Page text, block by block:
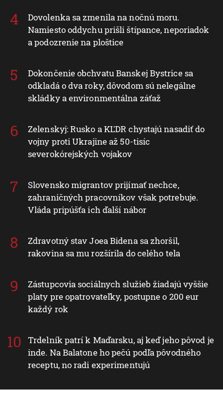
Dovolenka sa zmenila na nočnú moru.
Namiesto oddychu prišli štípance, neporiadok
a podozrenie na ploštice
Dokončenie obchvatu Banskej Bystrice sa
odkladá o dva roky, dôvodom sú nelegálne
skládky a environmentálna záťaž
Zelenskyj: Rusko a KĽDR chystajú nasadiť do
vojny proti Ukrajine až 50-tisíc
severokórejských vojakov
Slovensko migrantov prijímať nechce,
zahraničných pracovníkov však potrebuje.
Vláda pripúšťa ich ďalší nábor
Zdravotný stav Joea Bidena sa zhoršil,
rakovina sa mu rozšírila do celého tela
Zástupcovia sociálnych služieb žiadajú vyššie
platy pre opatrovateľky, postupne o 200 eur
každý rok
Trdelník patrí k Maďarsku, aj keď jeho pôvod je
inde. Na Balatone ho pečú podľa pôvodného
receptu, no radi experimentujú